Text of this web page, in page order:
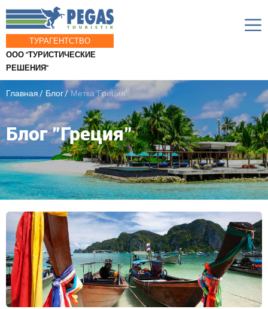
ТУРАГЕНТСТВО
ООО "ТУРИСТИЧЕСКИЕ
РЕШЕНИЯ"
Главная Блог Метка 'Греция'
Блог "Греция"